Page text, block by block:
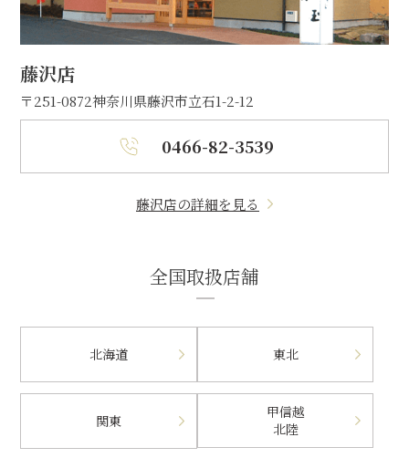
藤沢店
〒251-0872神奈川県藤沢市立石1-2-12
0466-82-3539
藤沢店の詳細を見る
全国取扱店舗
北海道 東北
関東
甲信越
北陸